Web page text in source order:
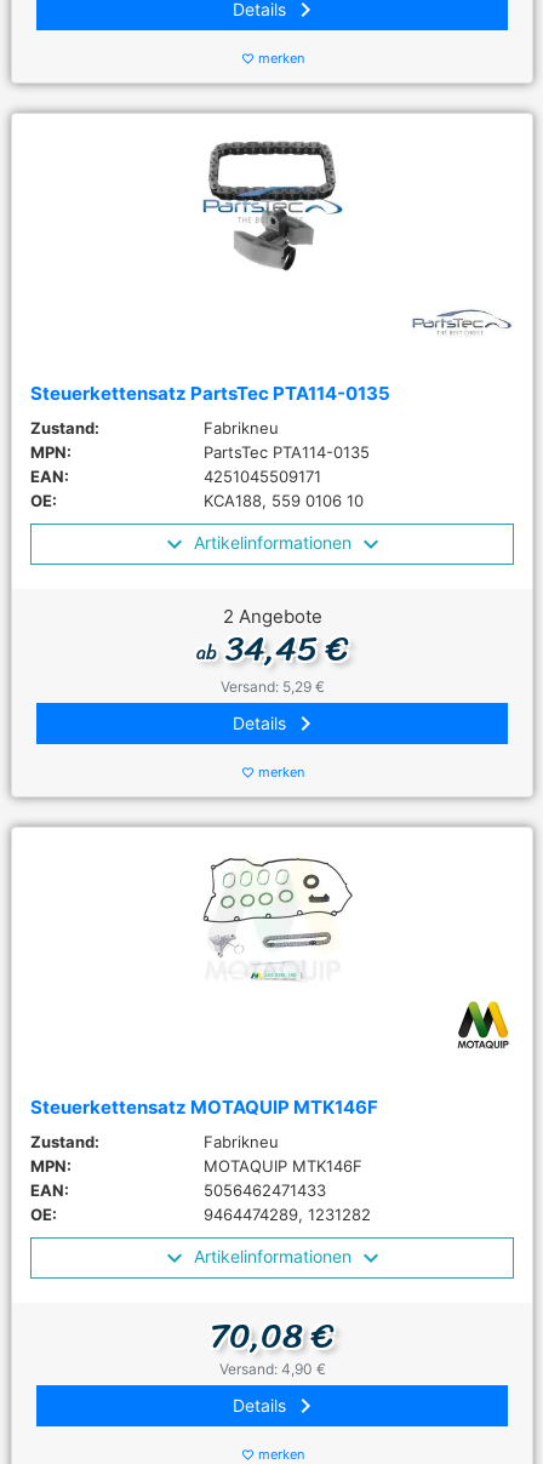
Details keyboard_arrow_right
favorite_border merken
Steuerkettensatz PartsTec PTA114-0135
Zustand:
Fabrikneu
MPN:
PartsTec PTA114-0135
EAN:
4251045509171
OE:
KCA188, 559 0106 10
Artikelinformationen
2 Angebote
ab34,45 €
Versand: 5,29 €
Details keyboard_arrow_right
favorite_border merken
Steuerkettensatz MOTAQUIP MTK146F
Zustand:
Fabrikneu
MPN:
MOTAQUIP MTK146F
EAN:
5056462471433
OE:
9464474289, 1231282
Artikelinformationen
70,08 €
Versand: 4,90 €
Details keyboard_arrow_right
favorite_border merken